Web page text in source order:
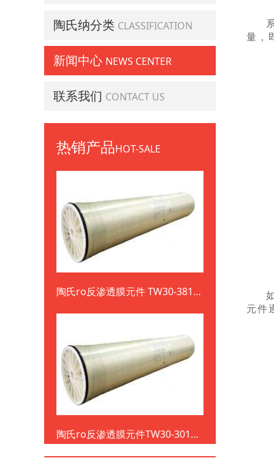
陶氏纳分类 CLASSIFICATION
新闻中心 NEWS CENTER
联系我们 CONTACT US
热销产品HOT-SALE
陶氏ro反渗透膜元件 TW30-3812-
陶氏ro反渗透膜元件TW30-3012-
500
量，
元件